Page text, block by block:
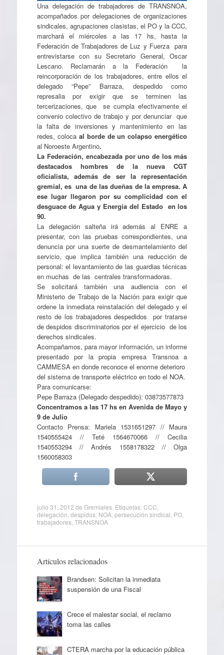
Una delegación de trabajadores de TRANSNOA,
acompañados por delegaciones de organizaciones
sindicales, agrupaciones clasistas, el PO y la CCC,
marchará el miércoles a las 17 hs, hasta la
Federación de Trabajadores de Luz y Fuerza para
entrevistarse con su Secretario General, Oscar
Lescano. Reclamarán a la Federación la
reincorporación de los trabajadores, entre ellos el
delegado “Pepe” Barraza, despedido como
represalia por exigir que se terminen las
tercerizaciones, que se cumpla efectivamente el
convenio colectivo de trabajo y por denunciar que
la falta de inversiones y mantenimiento en las
redes, coloca al borde de un colapso energético
al Noroeste Argentino.
La Federación, encabezada por uno de los más
destacados hombres de la nueva CGT
oficialista, además de ser la representación
gremial, es una de las dueñas de la empresa. A
ese lugar llegaron por su complicidad con el
desguace de Agua y Energía del Estado en los
90.
La delegación salteña irá además al ENRE a
presentar, con las pruebas correspondientes, una
denuncia por una suerte de desmantelamiento del
servicio, que implica también una reducción de
personal: el levantamiento de las guardias técnicas
en muchas de las centrales transformadoras.
Se solicitará también una audiencia con el
Ministerio de Trabajo de la Nación para exigir que
ordene la inmediata reinstalación del delegado y el
resto de los trabajadores despedidos por tratarse
de despidos discriminatorios por el ejercicio de los
derechos sindicales.
Acompañamos, para mayor información, un informe
presentado por la propia empresa Transnoa a
CAMMESA en donde reconoce el enorme deterioro
del sistema de transporte eléctrico en todo el NOA.
Para comunicarse:
Pepe Barraza (Delegado despedido): 03873577873
Concentramos a las 17 hs en Avenida de Mayo y
9 de Julio
Contacto Prensa: Mariela 1531651297 // Maura
1540555424 // Teté 1564670066 // Cecilia
1540553294 // Andrés 1558178322 // Olga
1560058303
julio 31, 2012 de Gremiales. Etiquetas:CCC
delegación despidos, NOA, persecución sindical PO,
trabajadores, TRANSNOA
Artículos relacionados
Brandsen: Solicitan la inmediata
suspensión de una Fiscal
Crece el malestar social, el reclamo
toma las calles
CTERA marcha por la educación pública